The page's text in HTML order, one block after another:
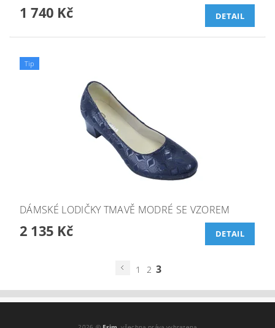
1 740 Kč DETAIL
Tip
DÁMSKÉ LODIČKY TMAVĚ MODRÉ SE VZOREM
2 135 Kč DETAIL
1 2 3